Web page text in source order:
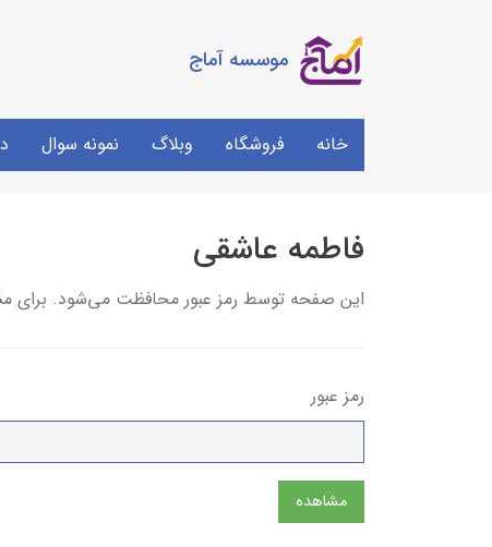
موسسه آماج
خانه فروشگاه وبلاگ نمونه سوال
فاطمه عاشقی
این صفحه توسط رمز عبور محافظت می‌شود. برای
رمز عبور
مشاهده